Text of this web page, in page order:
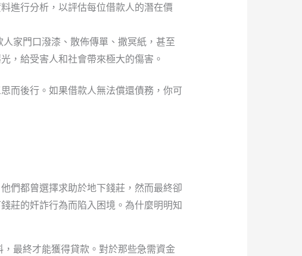
進行分析，以評估每位借款人的潛在價
家門口潑漆、散佈傳單、撒冥紙，甚至
，給受害人和社會帶來極大的傷害。
而後行。如果借款人無法償還債務，你可
們都曾選擇求助於地下錢莊，然而最終卻
莊的奸詐行為而陷入困境。為什麼明明知
最終才能獲得貸款。對於那些急需資金